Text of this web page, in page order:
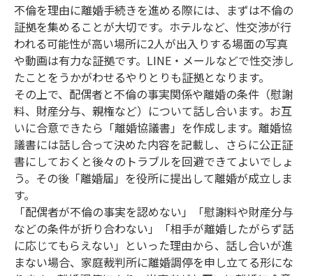
不倫を理由に離婚手続きを進める際には、まずは不倫の
証拠を集めることが大切です。ホテルなど、性交渉が行
われる可能性が高い場所に2人が出入りする場面の写真
や動画は有力な証拠です。LINE・メールなどで性交渉し
たことをうかがわせるやりとりも証拠となります。
その上で、配偶者と不倫の事実関係や離婚の条件（慰謝
料、財産分与、親権など）について話し合います。お互
いに合意できたら「離婚協議書」を作成します。離婚協
議書には話し合って決めた内容を記載し、さらに公正証
書にしておくと後々のトラブルを回避できてよいでしょ
う。その後「離婚届」を役所に提出して離婚が成立しま
す。
「配偶者が不倫の事実を認めない」「慰謝料や財産分与
などの条件が折り合わない」「相手が離婚したがらず話
に応じてもらえない」といった理由から、話し合いが進
まない場合、家庭裁判所に離婚調停を申し立てる形にな